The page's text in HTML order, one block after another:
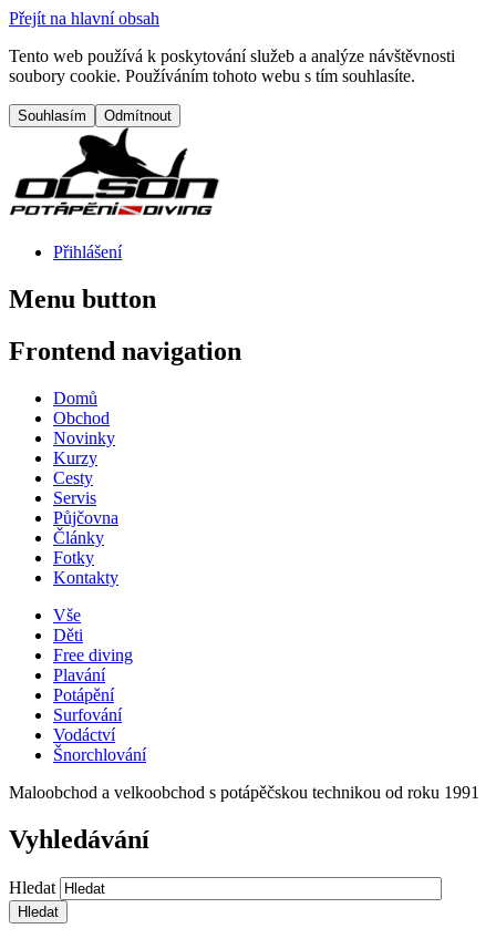
Přejít na hlavní obsah
Tento web používá k poskytování služeb a analýze návštěvnosti
soubory cookie. Používáním tohoto webu s tím souhlasíte.
Přihlášení
Menu button
Frontend navigation
Domů
Obchod
Novinky
Kurzy
Cesty
Servis
Půjčovna
Články
Fotky
Kontakty
Vše
Děti
Free diving
Plavání
Potápění
Surfování
Vodáctví
Šnorchlování
Maloobchod a velkoobchod s potápěčskou technikou od roku 1991
Vyhledávání
Hledat